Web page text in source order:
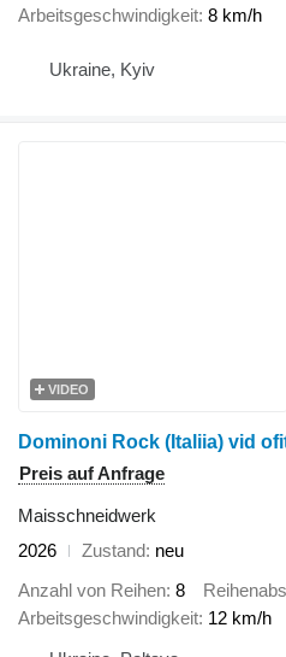
Arbeitsgeschwindigkeit 8 km/h
Ukraine, Kyiv
VIDEO
Dominoni Rock (Italiia) vid
Preis auf Anfrage
Maisschneidwerk
2026
Zustand neu
Anzahl von Reihen 8
Arbeitsgeschwindigkeit 12 km/h